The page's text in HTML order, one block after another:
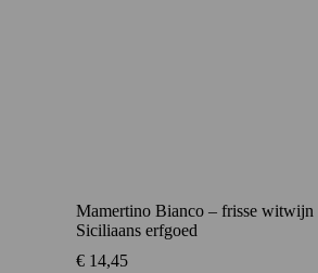
Mamertino Bianco – frisse witwijn
Siciliaans erfgoed
€ 14,45